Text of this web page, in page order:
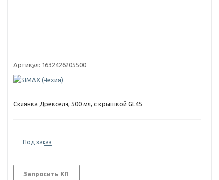
Артикул: 1632426205500
Склянка Дрекселя, 500 мл, с крышкой GL45
Под заказ
Запросить КП